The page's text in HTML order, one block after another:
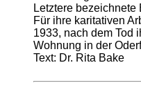
Letztere
Für ihre karitativen
1933, nach dem Tod
Wohnung in der
Text: Dr. Rita Bake